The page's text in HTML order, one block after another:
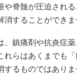
や脊髄が圧迫され
することができま
鎮痛剤や抗炎症
れらはあくまでも
るものではありま